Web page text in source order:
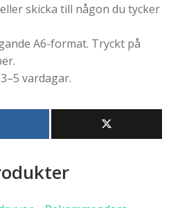
skicka till någon du tycker
A6-format. Tryckt på
vardagar.